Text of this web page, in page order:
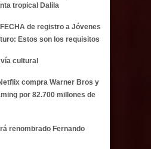
tropical Dalila
de registro a Jóvenes
Estos son los requisitos
cultural
compra Warner Bros y
por 82.700 millones de
renombrado Fernando